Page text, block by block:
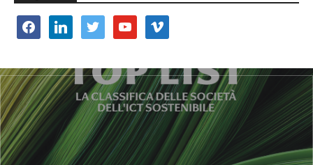
facebooklinkedin twitter youtube vimeo